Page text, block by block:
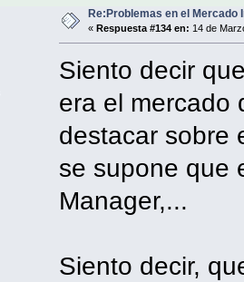
Re:Problemas en el Mercado
« Respuesta #134 en: 14 de
Siento decir
era el mercado
destacar sobre
se supone que
Manager,...
Siento decir,